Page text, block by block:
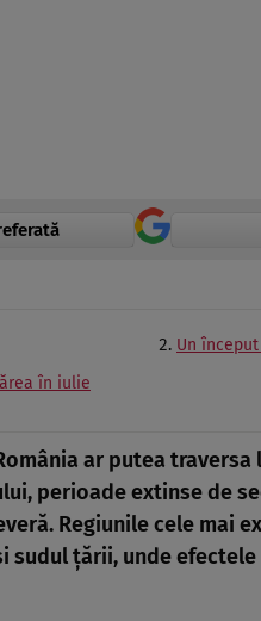
Un
în iulie
ar putea
perioade extinse de
Regiunile cele mai
sudul țării, unde